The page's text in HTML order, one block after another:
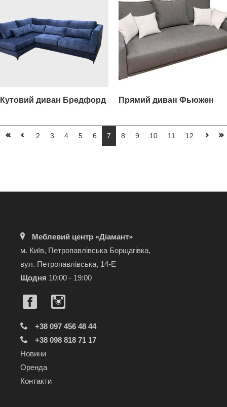
Кутовий диван Бредфорд Прямий диван Фьюжен
2 3 4 5 6 7 8 9 10 11 12
Меблевий центр «Діамант»
м. Київ, Петропавлівська Борщагівка,
вул. Петропавлівська, 14-Е
Щодня 10:00 - 19:00
+38 097 456 48 44
+38 098 818 71 17
Новини
Оренда
Контакти